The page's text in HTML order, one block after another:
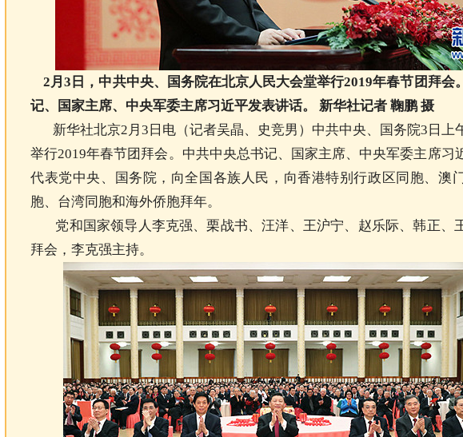
2月3日，中共中央、国务院在北京人民大会堂举行2019年春节团拜会
记、国家主席、中央军委主席习近平发表讲话。 新华社记者 鞠鹏 摄
新华社北京2月3日电（记者吴晶、史竞男）中共中央、国务院3日上
举行2019年春节团拜会。中共中央总书记、国家主席、中央军委主席习
代表党中央、国务院，向全国各族人民，向香港特别行政区同胞、澳
胞、台湾同胞和海外侨胞拜年。
党和国家领导人李克强、栗战书、汪洋、王沪宁、赵乐际、韩正、
拜会，李克强主持。